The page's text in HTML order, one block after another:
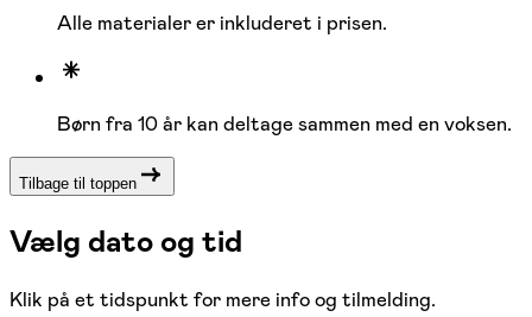
Alle materialer er inkluderet i prisen.
Børn fra 10 år kan deltage sammen med en voksen.
Tilbage til toppen
Vælg dato og tid
Klik på et tidspunkt for mere info og tilmelding.